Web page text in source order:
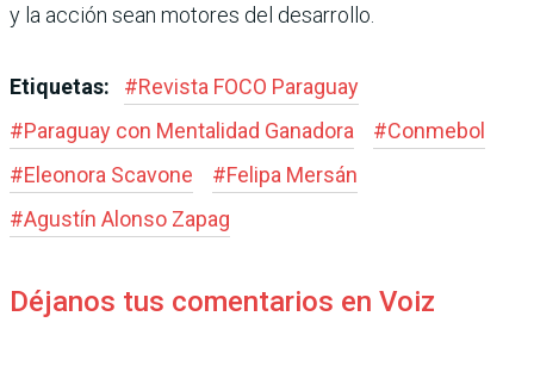
y la acción sean motores del desarrollo.
Etiquetas: #Revista FOCO Paraguay
#Paraguay con Mentalidad Ganadora #Conmebol
#Eleonora Scavone #Felipa Mersán
#Agustín Alonso Zapag
Déjanos tus comentarios en Voiz